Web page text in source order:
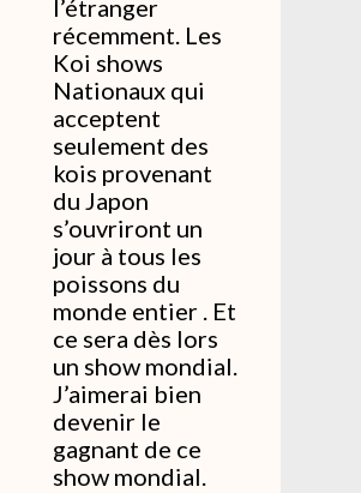
l’étranger
récemment. Les
Koi shows
Nationaux qui
acceptent
seulement des
kois provenant
du Japon
s’ouvriront un
jour à tous les
poissons du
monde entier . Et
ce sera dès lors
un show mondial.
J’aimerai bien
devenir le
gagnant de ce
show mondial.